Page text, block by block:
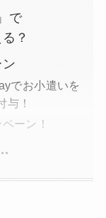
で
？
でお小遣いを
与！
ーン！